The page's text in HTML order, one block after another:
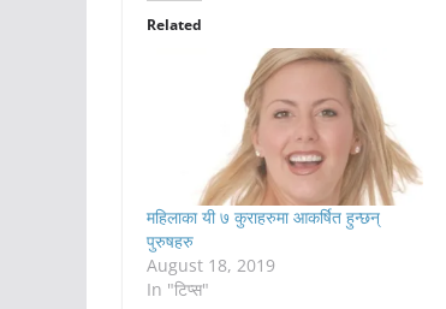
Related
महिलाका यी ७ कुराहरुमा आकर्षित हुन्छन्
पुरुषहरु
August 18, 2019
In "टिप्स"